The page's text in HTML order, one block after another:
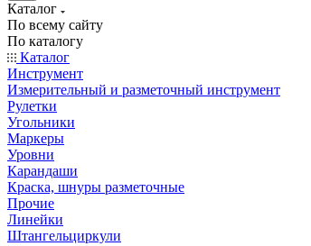
Каталог
По всему сайту
По каталогу
Каталог
Инструмент
Измерительный и разметочный инструмент
Рулетки
Угольники
Маркеры
Уровни
Карандаши
Краска, шнуры разметочные
Прочие
Линейки
Штангельциркули